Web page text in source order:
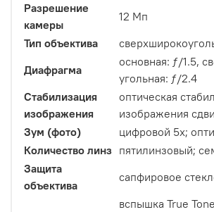
Разрешение
камеры
12 Мп
Тип объектива
Диафрагма
основная: ƒ/1.5,
угольная: ƒ/2.4
Стабилизация
изображения
оптическая
изображения
Зум (фото)
цифровой 5x;
Количество линз пятилинзовый;
Защита
объектива
сапфировое
вспышка True